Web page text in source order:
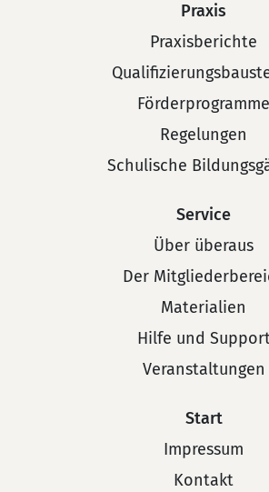
Praxis
Praxisberichte
Förderprogramme
Regelungen
Schulische
Service
Über überaus
Der
Materialien
Hilfe und
Veranstaltungen
Start
Impressum
Kontakt